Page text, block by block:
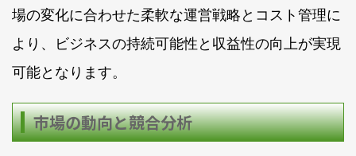
場の変化に合わせた柔軟な運営戦略とコスト管理に
より、ビジネスの持続可能性と収益性の向上が実現
可能となります。
市場の動向と競合分析